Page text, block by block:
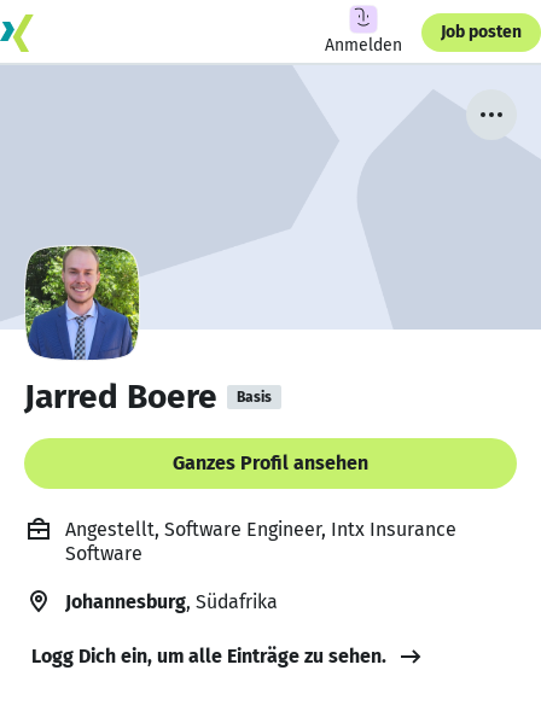
Anmelden
Job posten
Jarred Boere Basis
Ganzes Profil ansehen
Angestellt, Software Engineer, Intx Insurance
Software
Johannesburg, Südafrika
Logg Dich ein, um alle Einträge zu sehen.